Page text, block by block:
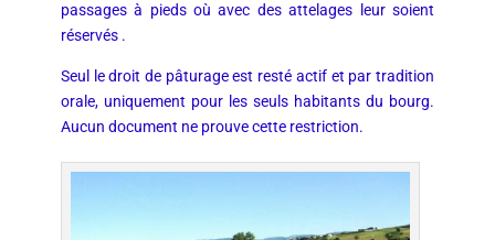
passages à pieds où avec des attelages leur soient
réservés .
Seul le droit de pâturage est resté actif et par tradition
orale, uniquement pour les seuls habitants du bourg.
Aucun document ne prouve cette restriction.